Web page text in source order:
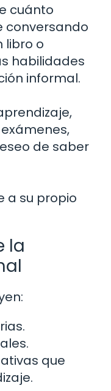
cuánto
conversando
libro o
habilidades
informal.
de saber
a su propio
la
que